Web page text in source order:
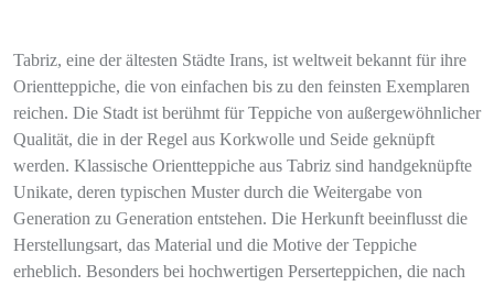
Tabriz, eine der ältesten Städte Irans, ist weltweit bekannt für ihre
Orientteppiche, die von einfachen bis zu den feinsten Exemplaren
reichen. Die Stadt ist berühmt für Teppiche von außergewöhnlicher
Qualität, die in der Regel aus Korkwolle und Seide geknüpft
werden. Klassische Orientteppiche aus Tabriz sind handgeknüpfte
Unikate, deren typischen Muster durch die Weitergabe von
Generation zu Generation entstehen. Die Herkunft beeinflusst die
Herstellungsart, das Material und die Motive der Teppiche
erheblich. Besonders bei hochwertigen Perserteppichen, die nach